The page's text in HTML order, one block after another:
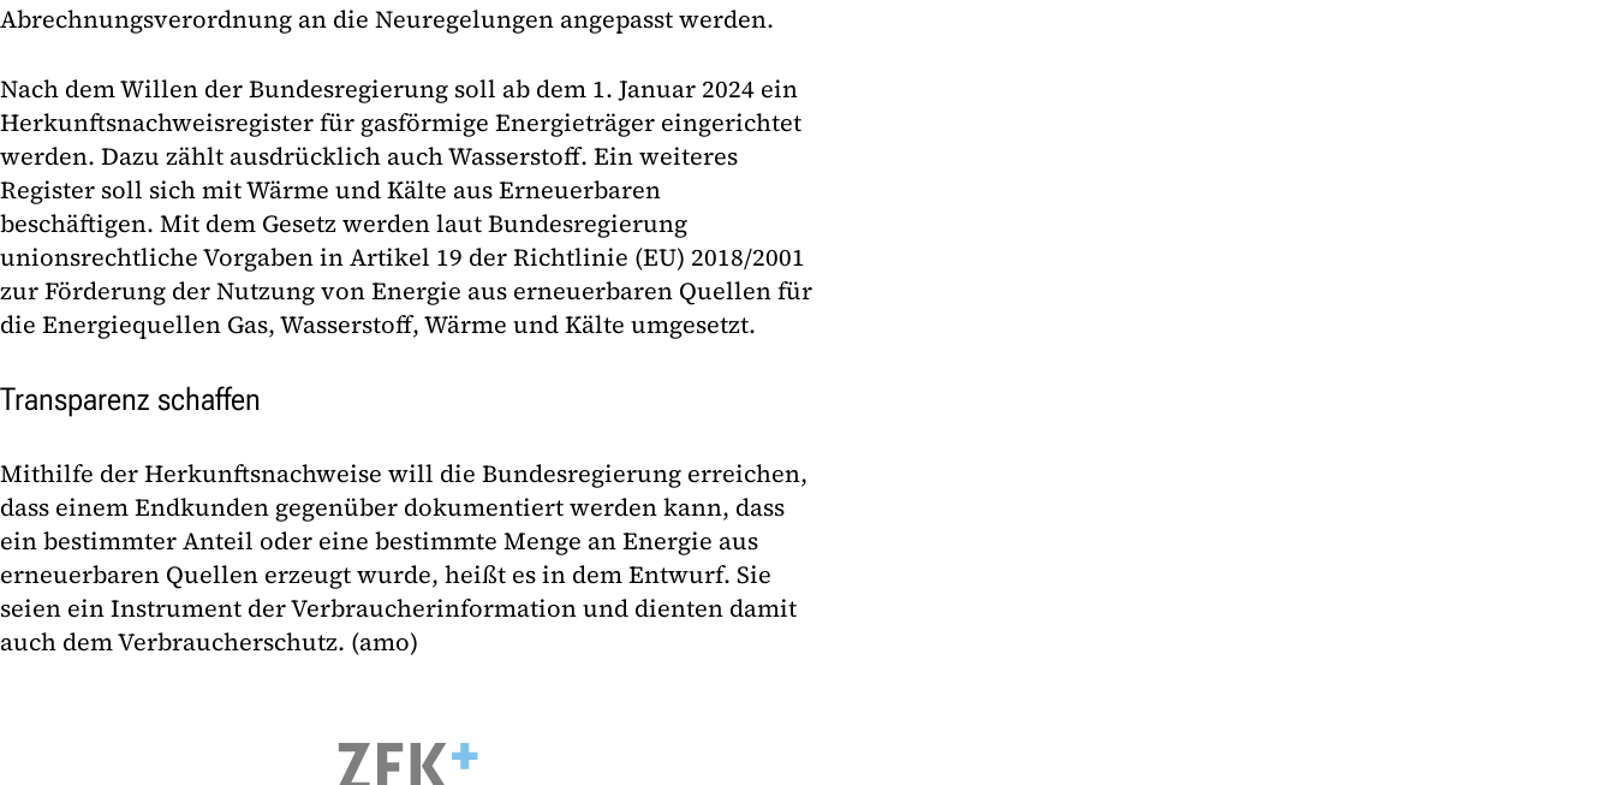
Abrechnungsverordnung an die Neuregelungen angepasst werden.
Nach dem Willen der Bundesregierung soll ab dem 1. Januar 2024 ein
Herkunftsnachweisregister für gasförmige Energieträger eingerichtet
werden. Dazu zählt ausdrücklich auch Wasserstoff. Ein weiteres
Register soll sich mit Wärme und Kälte aus Erneuerbaren
beschäftigen. Mit dem Gesetz werden laut Bundesregierung
unionsrechtliche Vorgaben in Artikel 19 der Richtlinie (EU) 2018/2001
zur Förderung der Nutzung von Energie aus erneuerbaren Quellen für
die Energiequellen Gas, Wasserstoff, Wärme und Kälte umgesetzt.
Transparenz schaffen
Mithilfe der Herkunftsnachweise will die Bundesregierung erreichen,
dass einem Endkunden gegenüber dokumentiert werden kann, dass
ein bestimmter Anteil oder eine bestimmte Menge an Energie aus
erneuerbaren Quellen erzeugt wurde, heißt es in dem Entwurf. Sie
seien ein Instrument der Verbraucherinformation und dienten damit
auch dem Verbraucherschutz. (amo)